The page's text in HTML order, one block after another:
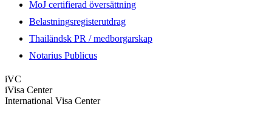
MoJ certifierad översättning
Belastningsregisterutdrag
Thailändsk PR / medborgarskap
Notarius Publicus
iVC
iVisa Center
International Visa Center